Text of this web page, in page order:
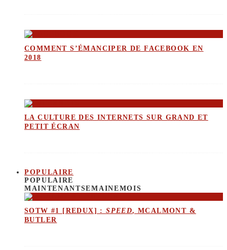
COMMENT S’ÉMANCIPER DE FACEBOOK EN
2018
LA CULTURE DES INTERNETS SUR GRAND ET
PETIT ÉCRAN
POPULAIRE
POPULAIRE
MAINTENANTSEMAINEMOIS
SOTW #1 [REDUX] :SPEED, MCALMONT &
BUTLER